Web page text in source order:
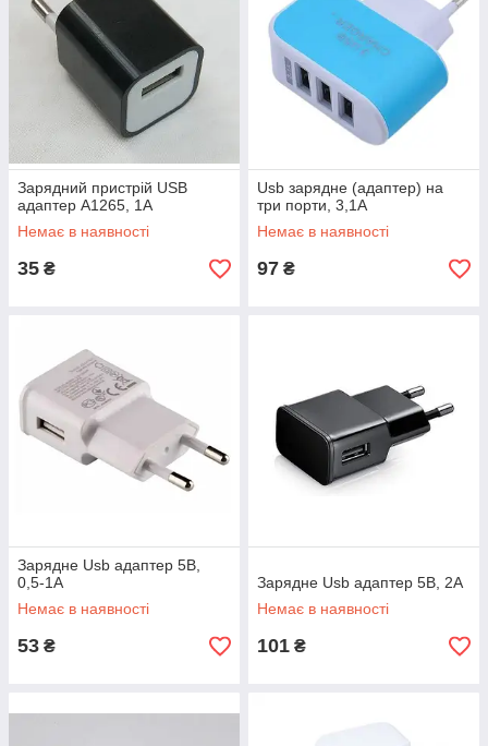
Зарядний пристрій USB
адаптер A1265, 1A
Немає в наявності
35 ₴
Usb зарядне (адаптер) на
три порти, 3,1А
Немає в наявності
97 ₴
Зарядне Usb адаптер 5В,
0,5-1А
Немає в наявності
53 ₴
Зарядне Usb адаптер 5В, 2А
Немає в наявності
101 ₴